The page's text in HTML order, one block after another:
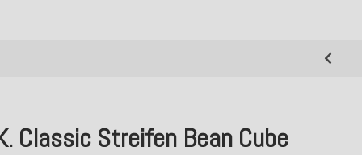
Classic Streifen Bean Cube